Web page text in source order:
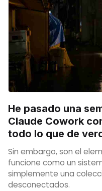
He pasado una
Claude Cowork
todo lo que de
Sin embargo, son el
funcione como un
simplemente una
desconectados.